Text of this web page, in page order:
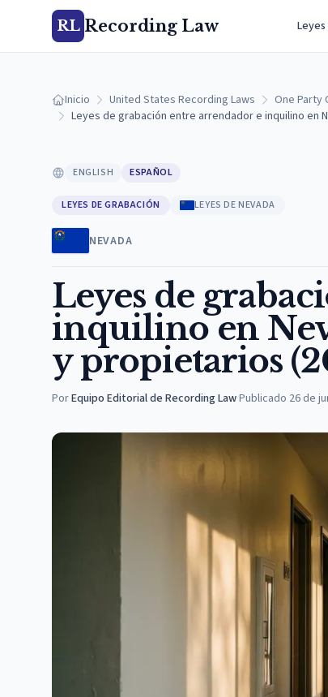
RL Recording Law
Inicio United States Recording Laws One Party
Leyes de grabación entre arrendador e inquilino en
ENGLISH ESPAÑOL
LEYES DE GRABACIÓN LEYES DE NEVADA
NEVADA
Leyes de
inquilino en
y propietarios
PorEquipo Editorial de Recording Law·Publicado 26 de